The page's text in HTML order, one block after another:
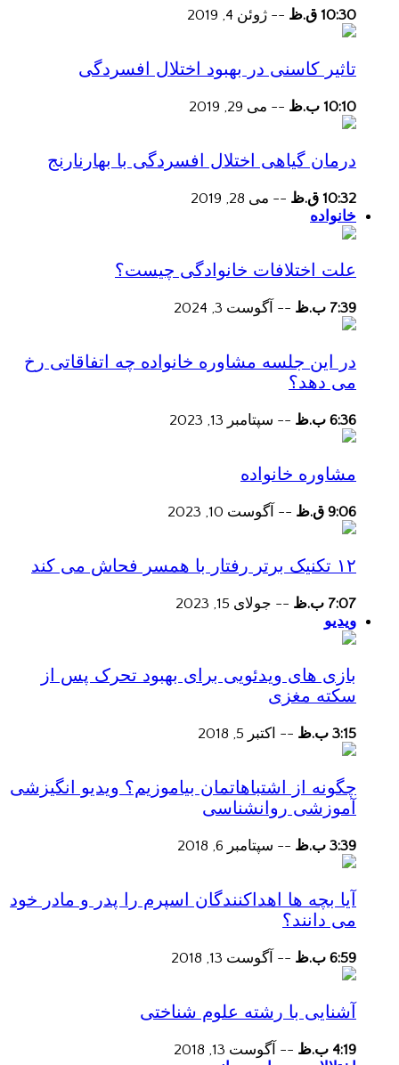
10:30 ق.ظ -- ژوئن 4, 2019
تاثیر کاسنی در بهبود اختلال افسردگی
10:10 ب.ظ -- می 29, 2019
درمان گیاهی اختلال افسردگی با بهارنارنج
10:32 ق.ظ -- می 28, 2019
خانواده
علت اختلافات خانوادگی چیست؟
7:39 ب.ظ -- آگوست 3, 2024
در این جلسه مشاوره خانواده چه اتفاقاتی رخ
می دهد؟
6:36 ب.ظ -- سپتامبر 13, 2023
مشاوره خانواده
9:06 ق.ظ -- آگوست 10, 2023
۱۲ تکنیک برتر رفتار با همسر فحاش می کند
7:07 ب.ظ -- جولای 15, 2023
ویدیو
بازی های ویدئویی برای بهبود تحرک پس از
سکته مغزی
3:15 ب.ظ -- اکتبر 5, 2018
چگونه از اشتباهاتمان بیاموزیم؟ ویدیو انگیزشی
آموزشی روانشناسی
3:39 ب.ظ -- سپتامبر 6, 2018
آیا بچه ها اهداکنندگان اسپرم را پدر و مادر خود
می دانند؟
6:59 ب.ظ -- آگوست 13, 2018
آشنایی با رشته علوم شناختی
4:19 ب.ظ -- آگوست 13, 2018